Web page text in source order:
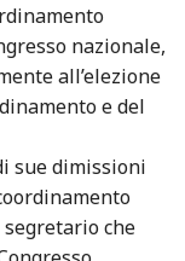
nazionale,
all’elezione
e del
sue dimissioni
che